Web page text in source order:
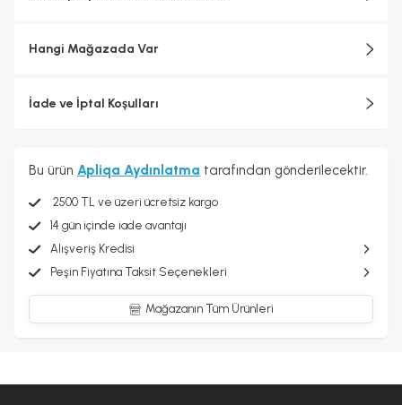
Hangi Mağazada Var
İade ve İptal Koşulları
Bu ürün Apliqa Aydınlatma tarafından gönderilecektir.
2500 TL ve üzeri ücretsiz kargo
14 gün içinde iade avantajı
Alışveriş Kredisi
Peşin Fiyatına Taksit Seçenekleri
Mağazanın Tüm Ürünleri